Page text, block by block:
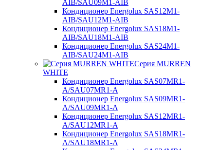
AIB/SAU09M1-AIB
Кондиционер Energolux SAS12M1-
AIB/SAU12M1-AIB
Кондиционер Energolux SAS18M1-
AIB/SAU18M1-AIB
Кондиционер Energolux SAS24M1-
AIB/SAU24M1-AIB
Серия MURREN
WHITE
Кондиционер Energolux SAS07MR1-
A/SAU07MR1-A
Кондиционер Energolux SAS09MR1-
A/SAU09MR1-A
Кондиционер Energolux SAS12MR1-
A/SAU12MR1-A
Кондиционер Energolux SAS18MR1-
A/SAU18MR1-A